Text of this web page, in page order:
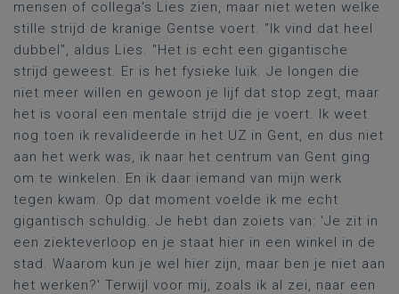
mensen of collega's Lies zien, maar niet weten welke
stille strijd de kranige Gentse voert. "Ik vind dat heel
dubbel", aldus Lies. "Het is echt een gigantische
strijd geweest. Er is het fysieke luik. Je longen die
niet meer willen en gewoon je lijf dat stop zegt, maar
het is vooral een mentale strijd die je voert. Ik weet
nog toen ik revalideerde in het UZ in Gent, en dus niet
aan het werk was, ik naar het centrum van Gent ging
om te winkelen. En ik daar iemand van mijn werk
tegen kwam. Op dat moment voelde ik me echt
gigantisch schuldig. Je hebt dan zoiets van: 'Je zit in
een ziekteverloop en je staat hier in een winkel in de
stad. Waarom kun je wel hier zijn, maar ben je niet aan
het werken?' Terwijl voor mij, zoals ik al zei, naar een